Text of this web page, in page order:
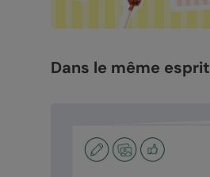
Dans le même esprit